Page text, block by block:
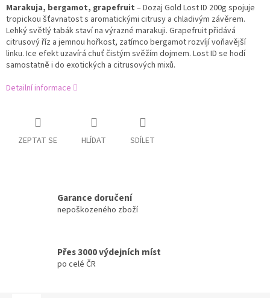
Marakuja, bergamot, grapefruit – Dozaj Gold Lost ID 200g spojuje
tropickou šťavnatost s aromatickými citrusy a chladivým závěrem.
Lehký světlý tabák staví na výrazné marakuji. Grapefruit přidává
citrusový říz a jemnou hořkost, zatímco bergamot rozvíjí voňavější
linku. Ice efekt uzavírá chuť čistým svěžím dojmem. Lost ID se hodí
samostatně i do exotických a citrusových mixů.
Detailní informace
ZEPTAT SE HLÍDAT SDÍLET
Garance doručení
nepoškozeného zboží
Přes 3000 výdejních míst
po celé ČR